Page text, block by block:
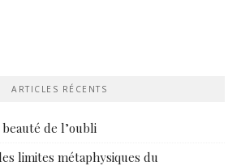
ARTICLES RÉCENTS
de l’oubli
limites métaphysiques du